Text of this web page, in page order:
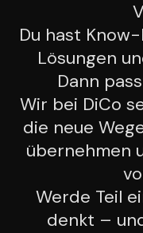
Du hast
Lösungen
Dann
Wir bei DiCo
die neue
übernehmen
Werde Teil
denkt –